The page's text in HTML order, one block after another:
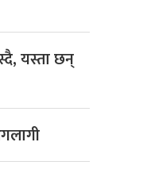
यस्ता छन्